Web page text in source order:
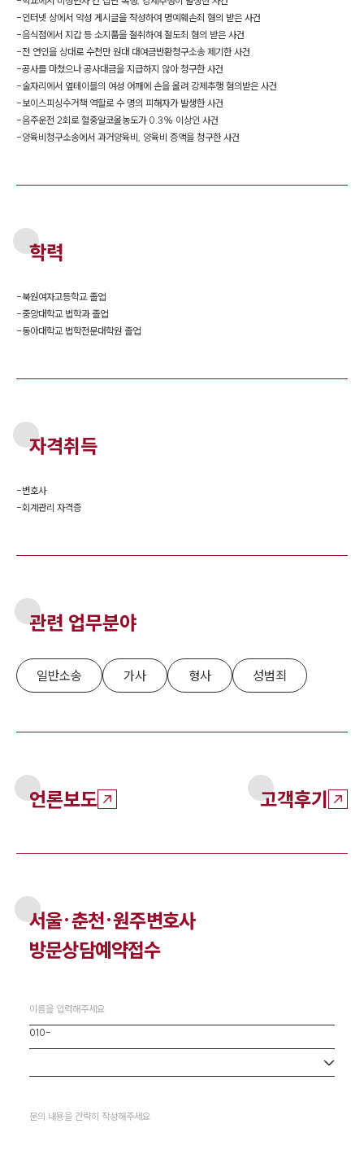
-인터넷 상에서 악성 게시글을 작성하여 명예훼손죄 혐의 받은 사건
-음식점에서 지갑 등 소지품을 절취하여 절도죄 혐의 받은 사건
-전 연인을 상대로 수천만 원대 대여금반환청구소송 제기한 사건
-공사를 마쳤으나 공사대금을 지급하지 않아 청구한 사건
-술자리에서 옆테이블의 여성 어깨에 손을 올려 강제추행 혐의받은 사건
-보이스피싱수거책 역할로 수 명의 피해자가 발생한 사건
-음주운전 2회로 혈중알코올농도가 0.3% 이상인 사건
-양육비청구소송에서 과거양육비, 양육비 증액을 청구한 사건
학력
-북원여자고등학교 졸업
-중앙대학교 법학과 졸업
-동아대학교 법학전문대학원 졸업
자격취득
-변호사
-회계관리 자격증
관련 업무분야
일반소송 가사 형사 성범죄
언론보도 고객후기
서울·춘천·원주변호사
방문상담예약접수